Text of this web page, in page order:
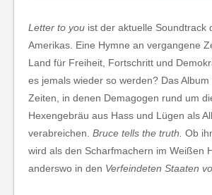
Letter to you ist der aktuelle Soundtrack
Amerikas. Eine Hymne an vergangene
Land für Freiheit, Fortschritt und
es jemals wieder so werden? Das
Zeiten, in denen Demagogen rund um
Hexengebräu aus Hass und Lügen als
verabreichen. Bruce tells the truth. Ob
wird als den Scharfmachern im Weißen
anderswo in den Verfeindeten Staaten